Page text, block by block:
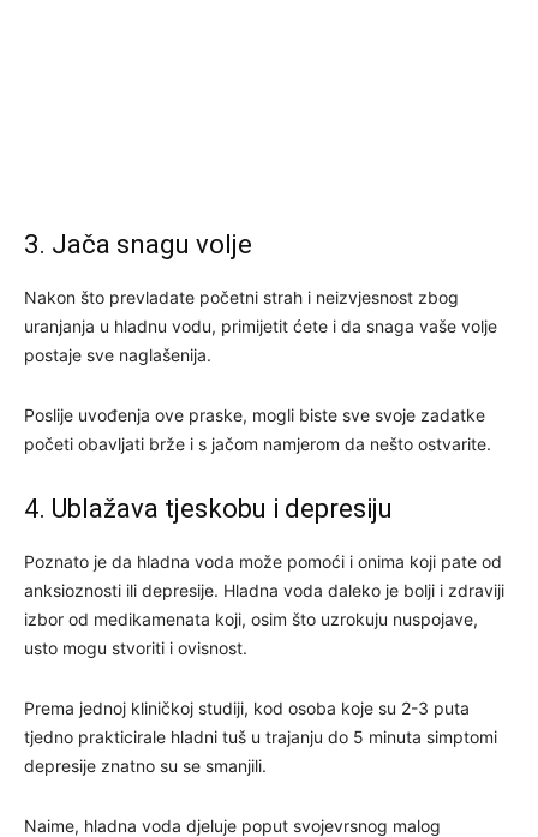
3. Jača snagu volje
Nakon što prevladate početni strah i neizvjesnost zbog
uranjanja u hladnu vodu, primijetit ćete i da snaga vaše volje
postaje sve naglašenija.
Poslije uvođenja ove praske, mogli biste sve svoje zadatke
početi obavljati brže i s jačom namjerom da nešto ostvarite.
4. Ublažava tjeskobu i depresiju
Poznato je da hladna voda može pomoći i onima koji pate od
anksioznosti ili depresije. Hladna voda daleko je bolji i zdraviji
izbor od medikamenata koji, osim što uzrokuju nuspojave,
usto mogu stvoriti i ovisnost.
Prema jednoj kliničkoj studiji, kod osoba koje su 2-3 puta
tjedno prakticirale hladni tuš u trajanju do 5 minuta simptomi
depresije znatno su se smanjili.
Naime, hladna voda djeluje poput svojevrsnog malog